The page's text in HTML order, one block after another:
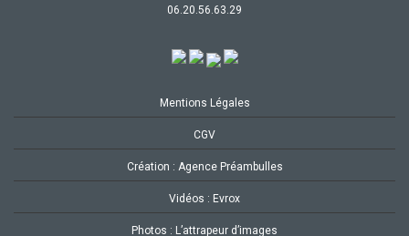
92.36.65.02.60
Mentions Légales
CGV
Création : Agence Préambulles
Vidéos : Evrox
Photos : L’attrapeur d’images